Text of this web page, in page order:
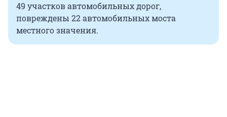
49 участков автомобильных дорог,
повреждены 22 автомобильных моста
местного значения.